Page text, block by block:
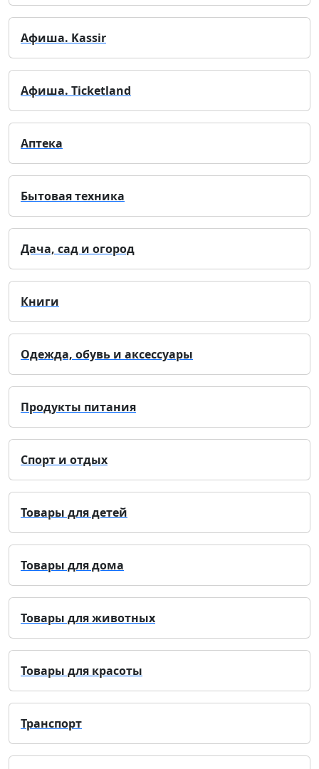
Афиша. Kassir
Афиша. Ticketland
Аптека
Бытовая техника
Дача, сад и огород
Книги
Одежда, обувь и аксессуары
Продукты питания
Спорт и отдых
Товары для детей
Товары для дома
Товары для животных
Товары для красоты
Транспорт